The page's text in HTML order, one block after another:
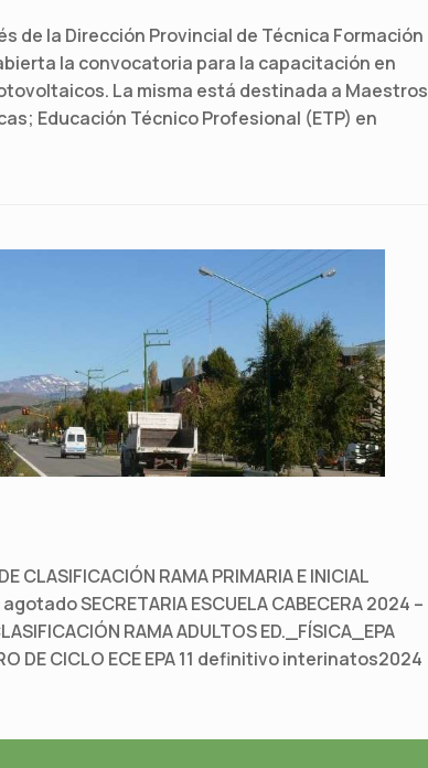
de la Dirección Provincial de Técnica Formación
la convocatoria para la capacitación en
La misma está destinada a Maestros
Educación Técnico Profesional (ETP) en
RAMA PRIMARIA E INICIAL
SECRETARIA ESCUELA CABECERA 2024 –
RAMA ADULTOS ED._FÍSICA_EPA
DE CICLO ECE EPA 11 definitivo interinatos2024